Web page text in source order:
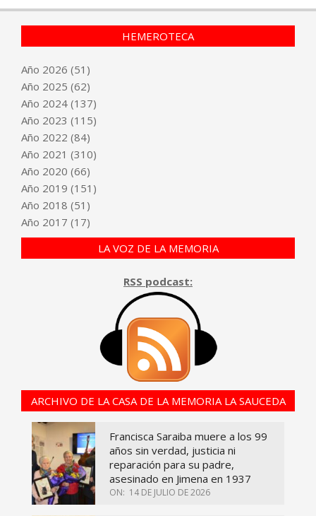
HEMEROTECA
Año 2026 (51)
Año 2025 (62)
Año 2024 (137)
Año 2023 (115)
Año 2022 (84)
Año 2021 (310)
Año 2020 (66)
Año 2019 (151)
Año 2018 (51)
Año 2017 (17)
LA VOZ DE LA MEMORIA
RSS podcast:
ARCHIVO DE LA CASA DE LA MEMORIA LA SAUCEDA
Francisca Saraiba muere a los 99
años sin verdad, justicia ni
reparación para su padre,
asesinado en Jimena en 1937
ON: 14 DE JULIO DE 2026